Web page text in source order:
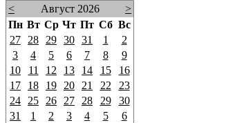
<
Август 2026
>
Пн Вт Ср Чт Пт Сб Вс
27
28 29 30 31 1
2
3
4 5 6 7 8
9
10
11 12 13 14 15
16
17
18 19 20 21 22
23
24
25 26 27 28 29
30
31
1 2 3 4 5
6